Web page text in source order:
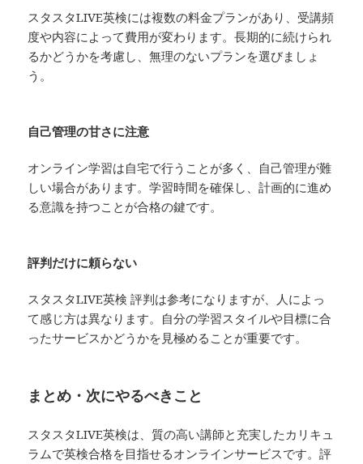
スタスタLIVE英検には複数の料金プランがあり、受講頻
度や内容によって費用が変わります。長期的に続けられ
るかどうかを考慮し、無理のないプランを選びましょ
う。
自己管理の甘さに注意
オンライン学習は自宅で行うことが多く、自己管理が難
しい場合があります。学習時間を確保し、計画的に進め
る意識を持つことが合格の鍵です。
評判だけに頼らない
スタスタLIVE英検 評判は参考になりますが、人によっ
て感じ方は異なります。自分の学習スタイルや目標に合
ったサービスかどうかを見極めることが重要です。
まとめ・次にやるべきこと
スタスタLIVE英検は、質の高い講師と充実したカリキュ
ラムで英検合格を目指せるオンラインサービスです。評